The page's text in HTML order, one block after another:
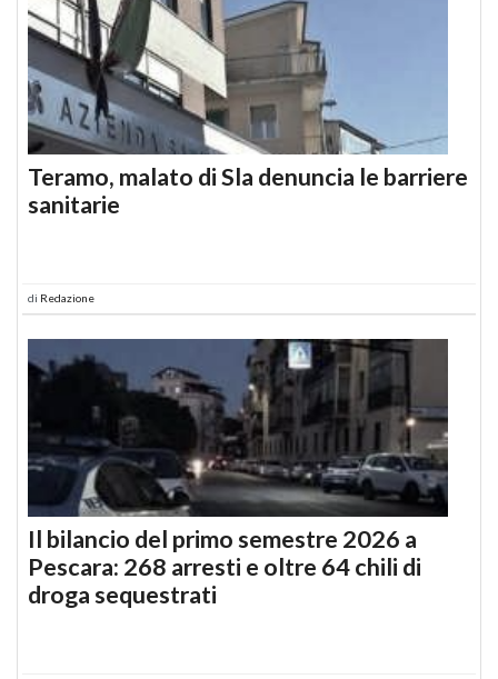
Teramo, malato di Sla denuncia le barriere
sanitarie
di Redazione
Il bilancio del primo semestre 2026 a
Pescara: 268 arresti e oltre 64 chili di
droga sequestrati